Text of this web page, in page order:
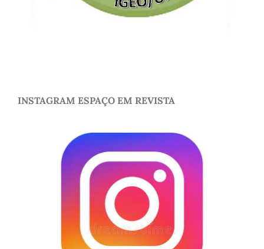
INSTAGRAM ESPAÇO EM REVISTA